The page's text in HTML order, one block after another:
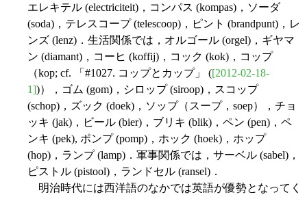
エレキテル (electriciteit)，コンパス (kompas)，ソーダ
(soda)，テレスコープ (telescoop)，ピント (brandpunt)，レ
ンズ (lenz)．生活関係では，オルゴール (orgel)，ギヤマ
ン (diamant)，コーヒ (koffij)，コック (kok)，コップ
（kop; cf. 「#1027. コップとカップ」 ([2012-02-18-
1])），ゴム (gom)，シロップ (siroop)，スコップ
(schop)，ズック (doek)，ソップ（スープ，soep），チョ
ッキ (jak)，ビール (bier)，ブリキ (blik)，ペン (pen)，ペ
ンキ (pek), ポンプ (pomp)，ホック (hoek)，ホップ
(hop)，ランプ (lamp)．軍事関係では，サーベル (sabel)，
ピストル (pistool)，ランドセル (ransel)．
明治時代には西洋語のなかでは英語が優勢となってく